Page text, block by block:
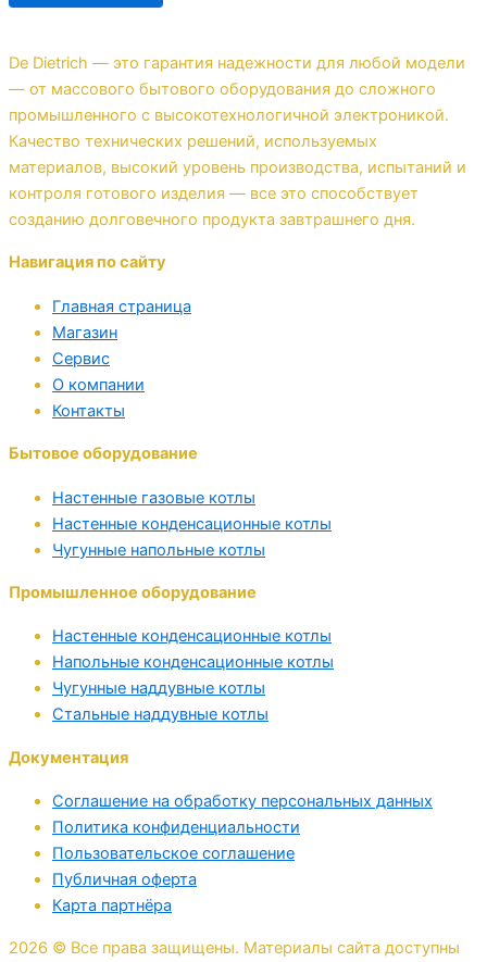
De Dietrich — это гарантия надежности для любой модели
— от массового бытового оборудования до сложного
промышленного с высокотехнологичной электроникой.
Качество технических решений, используемых
материалов, высокий уровень производства, испытаний и
контроля готового изделия — все это способствует
созданию долговечного продукта завтрашнего дня.
Навигация по сайту
Главная страница
Магазин
Сервис
О компании
Контакты
Бытовое оборудование
Настенные газовые котлы
Настенные конденсационные котлы
Чугунные напольные котлы
Промышленное оборудование
Настенные конденсационные котлы
Напольные конденсационные котлы
Чугунные наддувные котлы
Стальные наддувные котлы
Документация
Соглашение на обработку персональных данных
Политика конфиденциальности
Пользовательское соглашение
Публичная оферта
Карта партнёра
2026 © Все права защищены. Материалы сайта доступны